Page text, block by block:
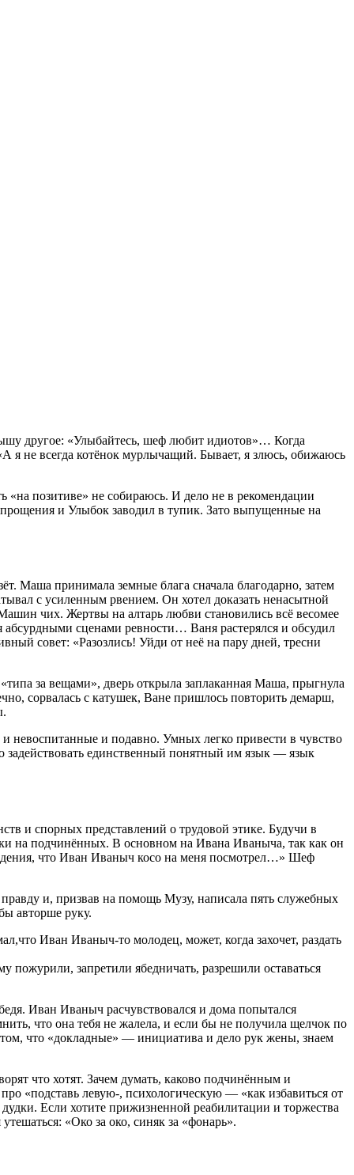
другое: «Улыбайтесь, шеф любит идиотов»… Когда
я не всегда котёнок мурлычащий. Бывает, я злюсь, обижаюсь
позитиве» не собираюсь. И дело не в рекомендации
и Улыбок заводил в тупик. Зато выпущенные на
Маша принимала земные блага сначала благодарно, затем
с усиленным рвением. Он хотел доказать ненасытной
чих. Жертвы на алтарь любви становились всё весомее
абсурдными сценами ревности… Ваня растерялся и обсудил
совет: «Разозлись! Уйди от неё на пару дней, тресни
за вещами», дверь открыла заплаканная Маша, прыгнула
сорвалась с катушек, Ване пришлось повторить демарш,
невоспитанные и подавно. Умных легко привести в чувство
задействовать единственный понятный им язык — язык
и спорных представлений о трудовой этике. Будучи в
на подчинённых. В основном на Ивана Иваныча, так как он
что Иван Иваныч косо на меня посмотрел…» Шеф
и, призвав на помощь Музу, написала пять служебных
авторше руку.
Иван Иваныч-то молодец, может, когда захочет, раздать
запретили ябедничать, разрешили оставаться
Иван Иваныч расчувствовался и дома попытался
что она тебя не жалела, и если бы не получила щелчок по
что «докладные» — инициатива и дело рук жены, знаем
что хотят. Зачем думать, каково подчинённым и
«подставь левую-, психологическую — «как избавиться от
Если хотите прижизненной реабилитации и торжества
«Око за око, синяк за «фонарь».